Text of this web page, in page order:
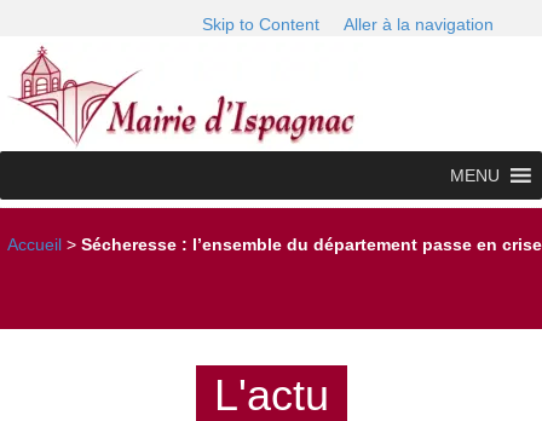
Skip to Content Aller à la navigation
MENU
Accueil > Sécheresse : l’ensemble du département passe en crise
L'actu